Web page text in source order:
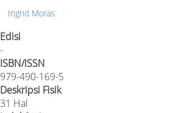
Ingrid Moras
Edisi
-
ISBN/ISSN
979-490-169-5
Deskripsi Fisik
31 Hal